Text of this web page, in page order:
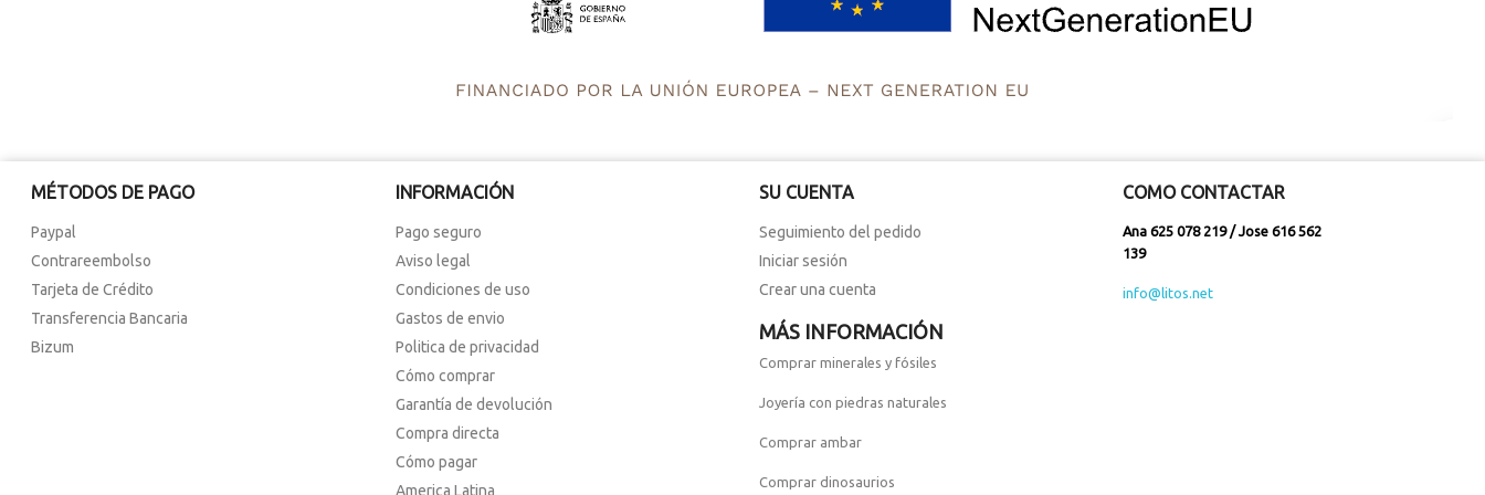
MÉTODOS DE PAGO
Paypal
Contrareembolso
Tarjeta de Crédito
Transferencia Bancaria
Bizum
INFORMACIÓN
Pago seguro
Aviso legal
Condiciones de uso
Gastos de envio
Politica de privacidad
Cómo comprar
Garantía de devolución
Compra directa
Cómo pagar
America Latina
SU CUENTA
Seguimiento del pedido
Iniciar sesión
Crear una cuenta
COMO CONTACTAR
Ana 625 078 219 / Jose 616 562
139
info@litos.net
MÁS INFORMACIÓN
Comprar minerales y fósiles
Joyería con piedras naturales
Comprar ambar
Comprar dinosaurios